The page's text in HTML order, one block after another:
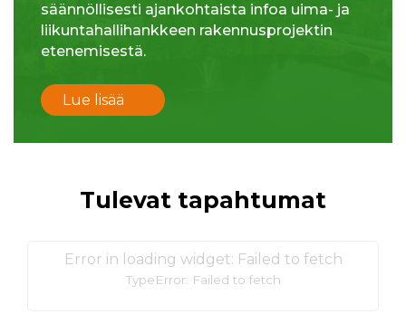
säännöllisesti ajankohtaista infoa uima- ja
liikuntahallihankkeen rakennusprojektin
etenemisestä.
Lue lisää
Tulevat tapahtumat
Error in loading widget: Failed to fetch
TypeError: Failed to fetch